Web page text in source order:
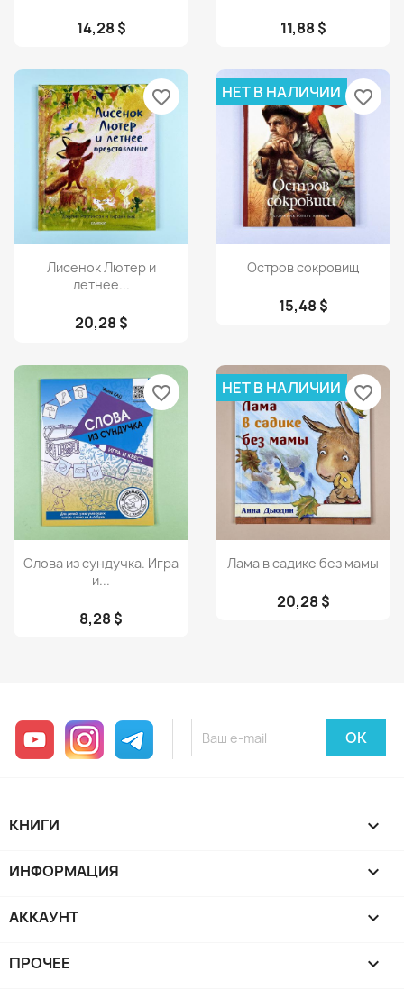
14,28 $ 11,88 $
Просмотр
Лисенок Лютер и
летнее...
20,28 $
favorite_border
Просмотр
Остров сокровищ
15,48 $
НЕТ В НАЛИЧИИ favorite_border
Просмотр
Слова из сундучка. Игра
и...
8,28 $
favorite_border
Просмотр
Лама в садике без мамы
20,28 $
НЕТ В НАЛИЧИИ favorite_border
YouTube InstagramTelegram
КНИГИ 
ИНФОРМАЦИЯ 
АККАУНТ 
ПРОЧЕЕ 